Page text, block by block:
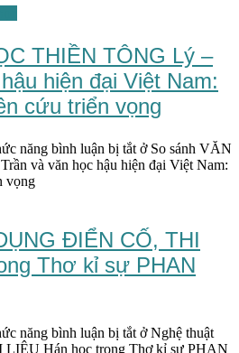
THIỀN TÔNG Lý –
hiện đại Việt Nam:
cứu triển vọng
năng bình luận bị tắt ở So sánh VĂN
và văn học hậu hiện đại Việt Nam:
vọng
ĐIỂN CỐ, THI
Thơ kỉ sự PHAN
năng bình luận bị tắt ở Nghệ thuật
Hán học trong Thơ kỉ sự PHAN